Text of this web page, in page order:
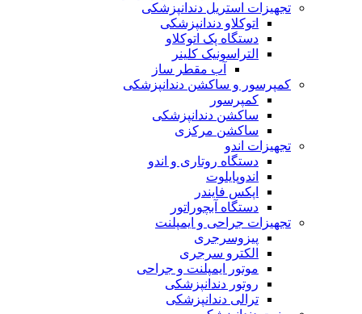
تجهیزات استریل دندانپزشکی
اتوکلاو دندانپزشکی
دستگاه پک اتوکلاو
التراسونیک کلینر
آب مقطر ساز
کمپرسور و ساکشن دندانپزشکی
کمپرسور
ساکشن دندانپزشکی
ساکشن مرکزی
تجهیزات اندو
دستگاه روتاری و اندو
اندوپایلوت
اپکس فایندر
دستگاه آبچوراتور
تجهیزات جراحی و ایمپلنت
پیزوسرجری
الکترو سرجری
موتور ایمپلنت و جراحی
روتور دندانپزشکی
ترالی دندانپزشکی